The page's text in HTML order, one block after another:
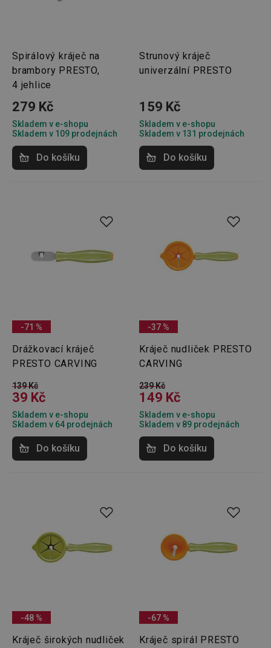
Spirálový kráječ na
brambory PRESTO,
4 jehlice
279 Kč
Skladem v e-shopu
Skladem v 109 prodejnách
Do košíku
Strunový kráječ
univerzální PRESTO
159 Kč
Skladem v e-shopu
Skladem v 131 prodejnách
Do košíku
-71 %
Drážkovací kráječ
PRESTO CARVING
139 Kč
39 Kč
Skladem v e-shopu
Skladem v 64 prodejnách
Do košíku
-37 %
Kráječ nudliček PRESTO
CARVING
239 Kč
149 Kč
Skladem v e-shopu
Skladem v 89 prodejnách
Do košíku
-48 %
Kráječ širokých nudliček
-67 %
Kráječ spirál PRESTO